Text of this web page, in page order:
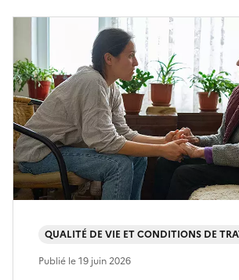
QUALITÉ DE VIE ET CONDITIONS DE
Publié le19 juin 2026